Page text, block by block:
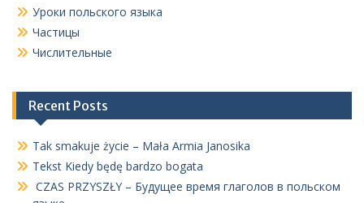
Уроки польского языка
Частицы
Числительные
Recent Posts
Tak smakuje życie – Mała Armia Janosika
Tekst Kiedy będę bardzo bogata
CZAS PRZYSZŁY – Будущее время глаголов в польском